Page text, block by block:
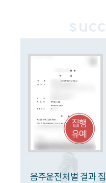
뉴스레
대륜법
대륜법
음주운전처벌 결과